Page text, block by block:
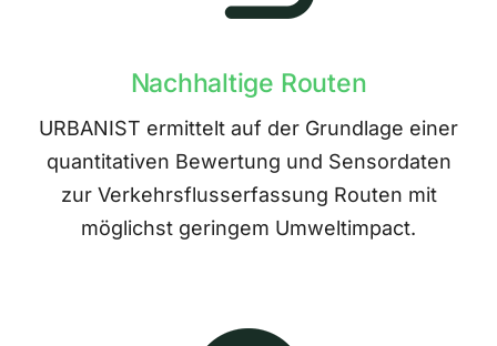
Nachhaltige Routen
URBANIST ermittelt auf der Grundlage einer
quantitativen Bewertung und Sensordaten
zur Verkehrsflusserfassung Routen mit
möglichst geringem Umweltimpact.